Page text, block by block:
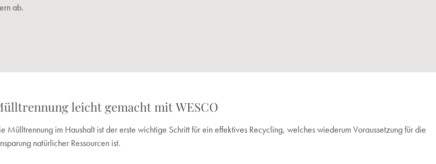
ab.
leicht gemacht mit WESCO
Mülltrennung im Haushalt ist der erste wichtige Schritt für ein effektives Recycling, welches wiederum Voraussetzung für die
natürlicher Ressourcen ist.